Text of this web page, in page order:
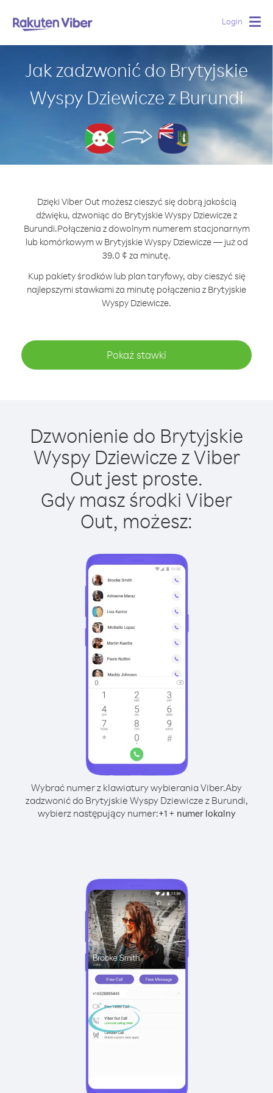
Login
Jak zadzwonić do Brytyjskie
Wyspy Dziewicze z Burundi
Dzięki Viber Out możesz cieszyć się dobrą jakością
dźwięku, dzwoniąc do Brytyjskie Wyspy Dziewicze z
Burundi.Połączenia z dowolnym numerem stacjonarnym
lub komórkowym w Brytyjskie Wyspy Dziewicze — już od
39.0 ¢ za minutę.
Kup pakiety środków lub plan taryfowy, aby cieszyć się
najlepszymi stawkami za minutę połączenia z Brytyjskie
Wyspy Dziewicze.
Pokaż stawki
Dzwonienie do Brytyjskie
Wyspy Dziewicze z Viber
Out jest proste.
Gdy masz środki Viber
Out, możesz:
Wybrać numer z klawiatury wybierania Viber.Aby
zadzwonić do Brytyjskie Wyspy Dziewicze z Burundi,
wybierz następujący numer:+1+ numer lokalny